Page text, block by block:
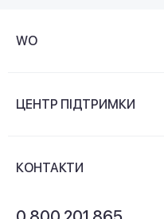
WO
Контакти
ЦЕНТР ПІДТРИМКИ
КОНТАКТИ